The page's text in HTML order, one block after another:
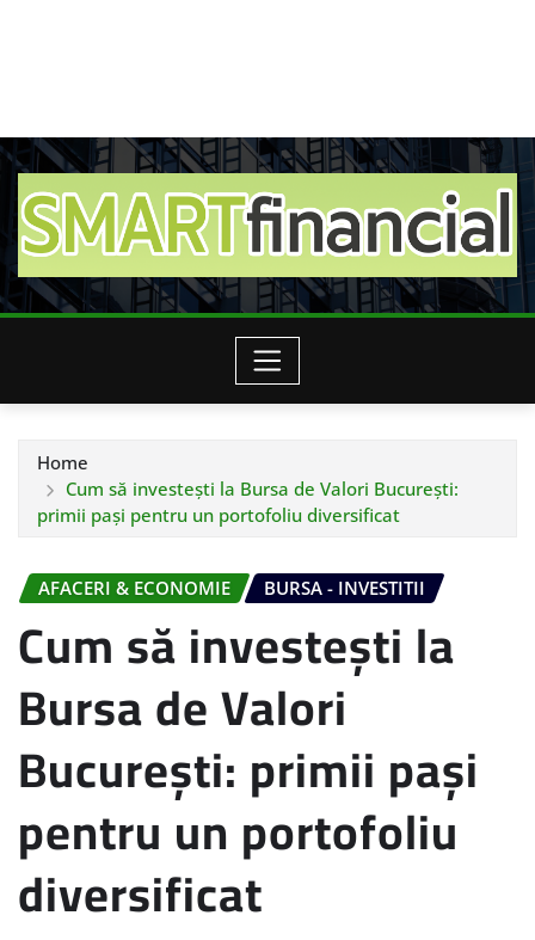
Home
Cum să investești la Bursa de Valori București:
primii pași pentru un portofoliu diversificat
AFACERI & ECONOMIE BURSA - INVESTITII
Cum să investești la
Bursa de Valori
București: primii pași
pentru un portofoliu
diversificat